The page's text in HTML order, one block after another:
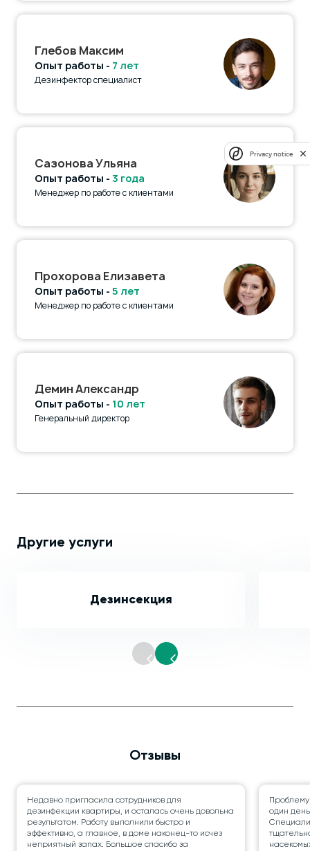
Глебов Максим
Опыт работы - 7 лет
Дезинфектор специалист
Сазонова Ульяна
Опыт работы - 3 года
Менеджер по работе с клиентами
Прохорова Елизавета
Опыт работы - 5 лет
Менеджер по работе с клиентами
Демин Александр
Опыт работы - 10 лет
Генеральный директор
Другие услуги
Дезинсекция
Отзывы
Недавно пригласила сотрудников для
дезинфекции квартиры, и осталась очень довольна
результатом. Работу выполнили быстро и
эффективно, а главное, в доме наконец-то исчез
неприятный запах. Большое спасибо за
один
Privacy notice